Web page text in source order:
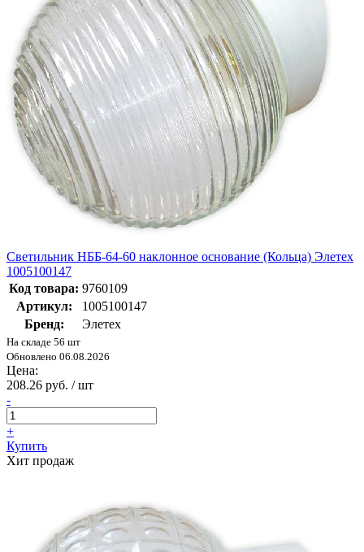
Светильник НББ-64-60 наклонное основание (Кольца) Элетех
1005100147
Код товара: 9760109
Артикул:
1005100147
Бренд:
Элетех
На складе 56 шт
Обновлено 06.08.2026
Цена:
208.26 руб. / шт
-
+
Купить
Хит продаж